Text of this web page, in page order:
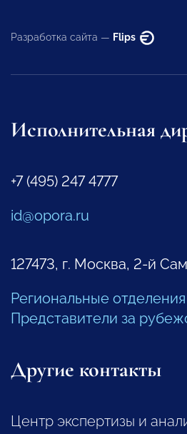
Разработка сайта — Flips
Исполнительная
+7 (495) 247 4777
id@opora.ru
127473, г. Москва, 2-й
Региональные отделения
Представители за
Другие контакты
Центр экспертизы и